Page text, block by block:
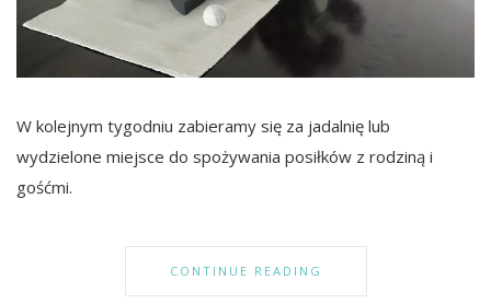
W kolejnym tygodniu zabieramy się za jadalnię lub
wydzielone miejsce do spożywania posiłków z rodziną i
gośćmi.
CONTINUE READING